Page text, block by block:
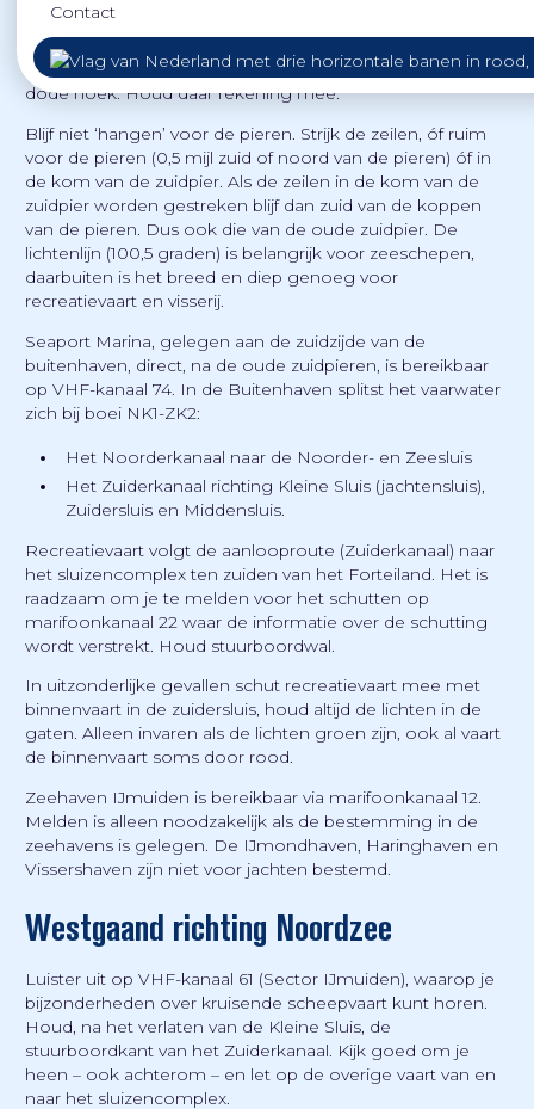
Contact
Blijf zoveel mogelijk weg van de IJ-geul, grote zeevaart
kan alleen daar varen. In- en uitkomende zeevaart kan
slechts zeer beperkt manoeuvreren en heeft een grote
dode hoek. Houd daar rekening mee.
Blijf niet ‘hangen’ voor de pieren. Strijk de zeilen, óf ruim
voor de pieren (0,5 mijl zuid of noord van de pieren) óf in
de kom van de zuidpier. Als de zeilen in de kom van de
zuidpier worden gestreken blijf dan zuid van de koppen
van de pieren. Dus ook die van de oude zuidpier. De
lichtenlijn (100,5 graden) is belangrijk voor zeeschepen,
daarbuiten is het breed en diep genoeg voor
recreatievaart en visserij.
Seaport Marina, gelegen aan de zuidzijde van de
buitenhaven, direct, na de oude zuidpieren, is bereikbaar
op VHF-kanaal 74. In de Buitenhaven splitst het vaarwater
zich bij boei NK1-ZK2:
Het Noorderkanaal naar de Noorder- en Zeesluis
Het Zuiderkanaal richting Kleine Sluis (jachtensluis),
Zuidersluis en Middensluis.
Recreatievaart volgt de aanlooproute (Zuiderkanaal) naar
het sluizencomplex ten zuiden van het Forteiland. Het is
raadzaam om je te melden voor het schutten op
marifoonkanaal 22 waar de informatie over de schutting
wordt verstrekt. Houd stuurboordwal.
In uitzonderlijke gevallen schut recreatievaart mee met
binnenvaart in de zuidersluis, houd altijd de lichten in de
gaten. Alleen invaren als de lichten groen zijn, ook al vaart
de binnenvaart soms door rood.
Zeehaven IJmuiden is bereikbaar via marifoonkanaal 12.
Melden is alleen noodzakelijk als de bestemming in de
zeehavens is gelegen. De IJmondhaven, Haringhaven en
Vissershaven zijn niet voor jachten bestemd.
Westgaand richting Noordzee
Luister uit op VHF-kanaal 61 (Sector IJmuiden), waarop je
bijzonderheden over kruisende scheepvaart kunt horen.
Houd, na het verlaten van de Kleine Sluis, de
stuurboordkant van het Zuiderkanaal. Kijk goed om je
heen – ook achterom – en let op de overige vaart van en
naar het sluizencomplex.